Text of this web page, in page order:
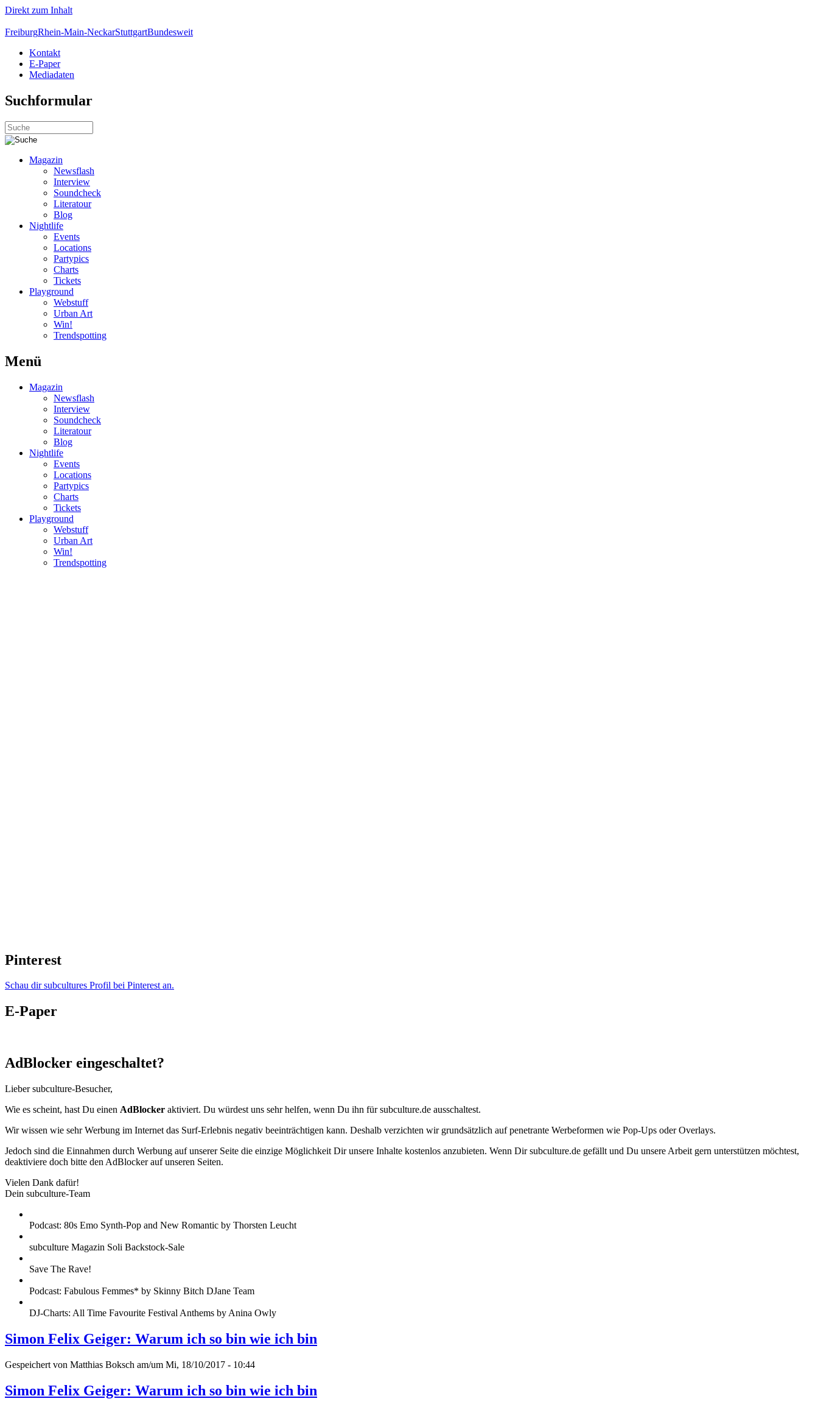
Direkt zum Inhalt
FreiburgRhein-Main-NeckarStuttgartBundesweit
Kontakt
E-Paper
Mediadaten
Suchformular
Magazin
Newsflash
Interview
Soundcheck
Literatour
Blog
Nightlife
Events
Locations
Partypics
Charts
Tickets
Playground
Webstuff
Urban Art
Win!
Trendspotting
Menü
Magazin
Newsflash
Interview
Soundcheck
Literatour
Blog
Nightlife
Events
Locations
Partypics
Charts
Tickets
Playground
Webstuff
Urban Art
Win!
Trendspotting
Pinterest
Schau dir subcultures Profil bei Pinterest an.
E-Paper
AdBlocker eingeschaltet?
Lieber subculture-Besucher,
Wie es scheint, hast Du einen AdBlocker aktiviert. Du würdest uns sehr helfen, wenn Du ihn für subculture.de ausschaltest.
Wir wissen wie sehr Werbung im Internet das Surf-Erlebnis negativ beeinträchtigen kann. Deshalb verzichten wir grundsätzlich auf penetrante Werbeformen wie Pop-Ups oder Overlays.
Jedoch sind die Einnahmen durch Werbung auf unserer Seite die einzige Möglichkeit Dir unsere Inhalte kostenlos anzubieten. Wenn Dir subculture.de gefällt und Du unsere Arbeit gern unterstützen möchtest,
deaktiviere doch bitte den AdBlocker auf unseren Seiten.
Vielen Dank dafür!
Dein subculture-Team
Podcast: 80s Emo Synth-Pop and New Romantic by Thorsten Leucht
subculture Magazin Soli Backstock-Sale
Save The Rave!
Podcast: Fabulous Femmes* by Skinny Bitch DJane Team
DJ-Charts: All Time Favourite Festival Anthems by Anina Owly
Simon Felix Geiger: Warum ich so bin wie ich bin
Gespeichert von Matthias Boksch am/um Mi, 18/10/2017 - 10:44
Simon Felix Geiger: Warum ich so bin wie ich bin